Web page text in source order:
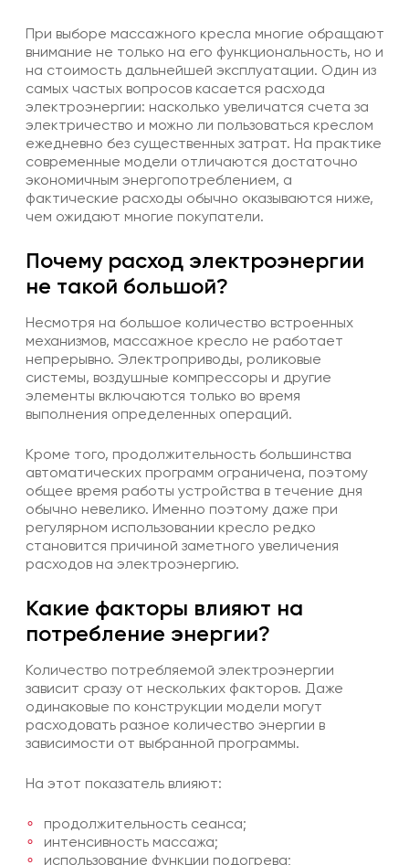
При выборе массажного кресла многие обращают
внимание не только на его функциональность, но и
на стоимость дальнейшей эксплуатации. Один из
самых частых вопросов касается расхода
электроэнергии: насколько увеличатся счета за
электричество и можно ли пользоваться креслом
ежедневно без существенных затрат. На практике
современные модели отличаются достаточно
экономичным энергопотреблением, а
фактические расходы обычно оказываются ниже,
чем ожидают многие покупатели.
Почему расход электроэнергии
не такой большой?
Несмотря на большое количество встроенных
механизмов, массажное кресло не работает
непрерывно. Электроприводы, роликовые
системы, воздушные компрессоры и другие
элементы включаются только во время
выполнения определенных операций.
Кроме того, продолжительность большинства
автоматических программ ограничена, поэтому
общее время работы устройства в течение дня
обычно невелико. Именно поэтому даже при
регулярном использовании кресло редко
становится причиной заметного увеличения
расходов на электроэнергию.
Какие факторы влияют на
потребление энергии?
Количество потребляемой электроэнергии
зависит сразу от нескольких факторов. Даже
одинаковые по конструкции модели могут
расходовать разное количество энергии в
зависимости от выбранной программы.
На этот показатель влияют:
продолжительность сеанса;
интенсивность массажа;
использование функции подогрева;